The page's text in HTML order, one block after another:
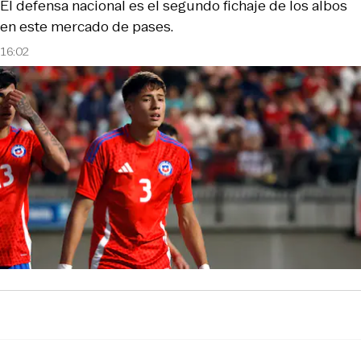
16:02
El defensa nacional es el segundo fichaje de los albos
en este mercado de pases.